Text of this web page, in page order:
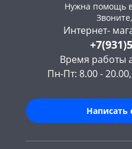
Нужна помощь
Интернет-
Время работы
Пн-Пт: 8.00 -
Написать